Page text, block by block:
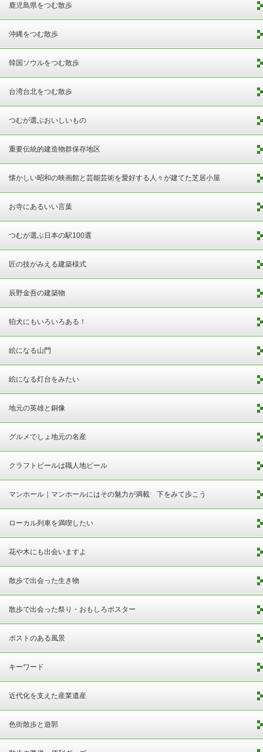
鹿児島県をつむ散歩
沖縄をつむ散歩
韓国ソウルをつむ散歩
台湾台北をつむ散歩
つむが選ぶおいしいもの
重要伝統的建造物群保存地区
懐かしい昭和の映画館と芸能芸術を愛好する人々が建てた芝居小屋
お寺にあるいい言葉
つむが選ぶ日本の駅100選
匠の技がみえる建築様式
辰野金吾の建築物
狛犬にもいろいろある！
絵になる山門
絵になる灯台をみたい
地元の英雄と銅像
グルメでしょ地元の名産
クラフトビールは職人地ビール
マンホール｜マンホールにはその魅力が満載 下をみて歩こう
ローカル列車を満喫したい
花や木にも出会いますよ
散歩で出会った生き物
散歩で出会った祭り・おもしろポスター
ポストのある風景
キーワード
近代化を支えた産業遺産
色街散歩と遊郭